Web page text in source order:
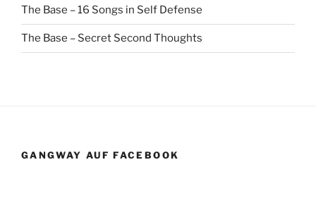
The Base – 16 Songs in Self Defense
The Base – Secret Second Thoughts
GANGWAY AUF FACEBOOK